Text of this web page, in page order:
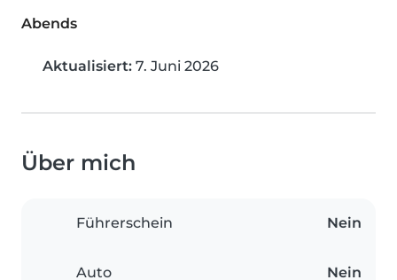
Abends
Aktualisiert: 7. Juni 2026
Über mich
Führerschein Nein
Auto Nein